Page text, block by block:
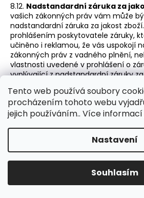
Tento web používá soubory
procházením tohoto webu
jejich používáním.. Více informací
Nastavení
Souhlasím
8.12. Nadstandardní záruka za
vašich zákonných práv vám může
nadstandardní záruka za jakost
prohlášením poskytovatele záruky,
učiněno i reklamou, že vás uspokojí
zákonných práv z vadného plnění,
vlastnosti uvedené v prohlášení o
vyplývající z nadstandardní záruky
Pokud se poskytovatel záruky zaručí,
dobu při obvyklém použití uchová
výkonnost, nebo je na obalu zboží
zboží bez vad nebo jeho opravu.
Přílohy